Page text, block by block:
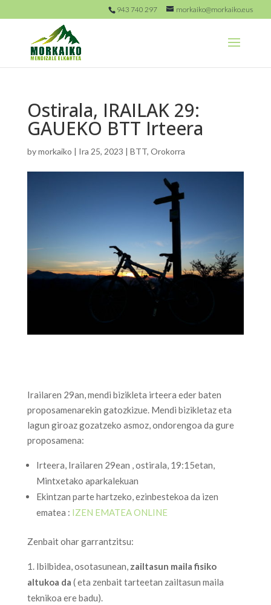
943 740 297 morkaiko@morkaiko.eus
Ostirala, IRAILAK 29:
GAUEKO BTT Irteera
bymorkaiko | Ira 25, 2023 | BTT, Orokorra
Irailaren 29an, mendi bizikleta irteera eder baten
proposamenarekin gatozkizue. Mendi bizikletaz eta
lagun giroaz gozatzeko asmoz, ondorengoa da gure
proposamena:
Irteera, Irailaren 29ean , ostirala, 19:15etan,
Mintxetako aparkalekuan
Ekintzan parte hartzeko, ezinbestekoa da izen
ematea : IZEN EMATEA ONLINE
Zenbait ohar garrantzitsu:
Ibilbidea, osotasunean, zailtasun maila fisiko
altukoa da ( eta zenbait tarteetan zailtasun maila
teknikoa ere badu).